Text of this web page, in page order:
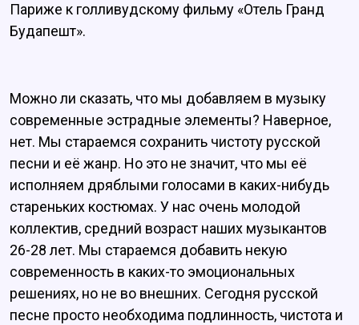
Париже к голливудскому фильму «Отель Гранд
Будапешт».
Можно ли сказать, что мы добавляем в музыку
современные эстрадные элементы? Наверное,
нет. Мы стараемся сохранить чистоту русской
песни и её жанр. Но это не значит, что мы её
исполняем дряблыми голосами в каких-нибудь
стареньких костюмах. У нас очень молодой
коллектив, средний возраст наших музыкантов
26-28 лет. Мы стараемся добавить некую
современность в каких-то эмоциональных
решениях, но не во внешних. Сегодня русской
песне просто необходима подлинность, чистота и